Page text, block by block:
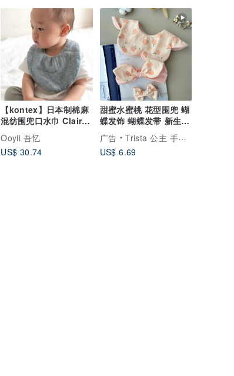
【kontex】日本制棉麻
混纺围兜口水巾 Claire
极简淡雅 (三色可选)
Ooyii 吾忆
US$ 30.74
甜蜜水蜜桃 花型围兜 蝴
蝶发饰 蝴蝶发带 新生儿
弥月礼
广告
Trista 公主 手创 手作定制宝宝礼物
US$ 6.69